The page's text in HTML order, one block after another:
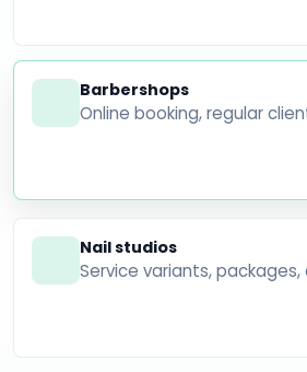
Barbershops
Online booking, regular
Nail studios
Service variants,